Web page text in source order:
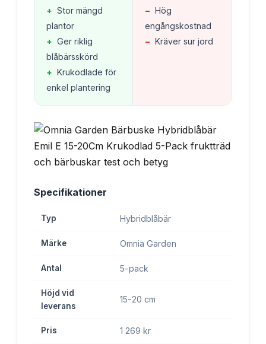
+ Stor mängd
plantor
+ Ger riklig
blåbärsskörd
+ Krukodlade för
enkel plantering
− Hög
engångskostnad
− Kräver sur jord
Specifikationer
Typ Hybridblåbär
Märke Omnia Garden
Antal 5-pack
Höjd vid
leverans
15-20 cm
Pris 1 269 kr